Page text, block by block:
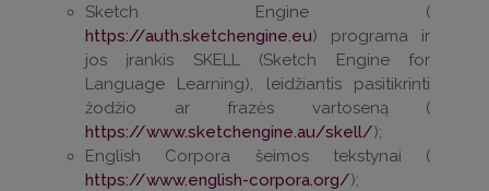
Sketch Engine (
https://auth.sketchengine.eu) programa ir
jos įrankis SKELL (Sketch Engine for
Language Learning), leidžiantis pasitikrinti
žodžio ar frazės vartoseną (
https://www.sketchengine.au/skell/);
English Corpora šeimos tekstynai (
https://www.english-corpora.org/);